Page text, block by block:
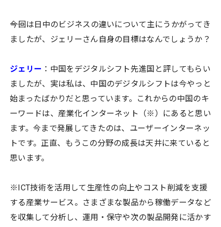
――今回は日中のビジネスの違いについて主にうかがってき
ましたが、ジェリーさん自身の目標はなんでしょうか？
ジェリー ：中国をデジタルシフト先進国と評してもらい
ましたが、実は私は、中国のデジタルシフトは今やっと
始まったばかりだと思っています。これからの中国のキ
ーワードは、産業化インターネット（※）にあると思い
ます。今まで発展してきたのは、ユーザーインターネッ
トです。正直、もうこの分野の成長は天井に来ていると
思います。
※ICT技術を活用して生産性の向上やコスト削減を支援
する産業サービス。さまざまな製品から稼働データなど
を収集して分析し、運用・保守や次の製品開発に活かす